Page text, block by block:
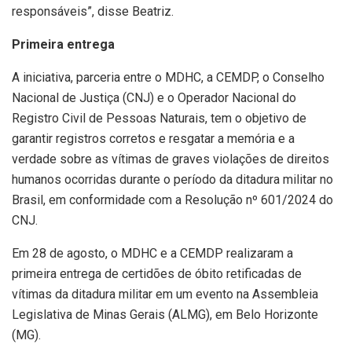
responsáveis”, disse Beatriz.
Primeira entrega
A iniciativa, parceria entre o MDHC, a CEMDP, o Conselho
Nacional de Justiça (CNJ) e o Operador Nacional do
Registro Civil de Pessoas Naturais, tem o objetivo de
garantir registros corretos e resgatar a memória e a
verdade sobre as vítimas de graves violações de direitos
humanos ocorridas durante o período da ditadura militar no
Brasil, em conformidade com a Resolução nº 601/2024 do
CNJ.
Em 28 de agosto, o MDHC e a CEMDP realizaram a
primeira entrega de certidões de óbito retificadas de
vítimas da ditadura militar em um evento na Assembleia
Legislativa de Minas Gerais (ALMG), em Belo Horizonte
(MG).